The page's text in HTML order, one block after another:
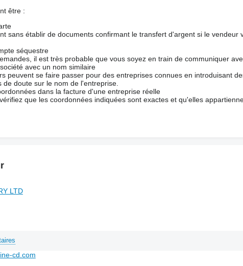
être :
sans établir de documents confirmant le transfert d'argent si le vendeur
séquestre
il est très probable que vous soyez en train de communiquer
avec un nom similaire
peuvent se faire passer pour des entreprises connues en introduisant
doute sur le nom de l'entreprise.
dans la facture d'une entreprise réelle
que les coordonnées indiquées sont exactes et qu'elles
LTD
cd.com